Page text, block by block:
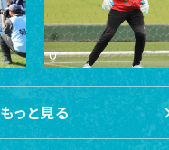
もっと見る